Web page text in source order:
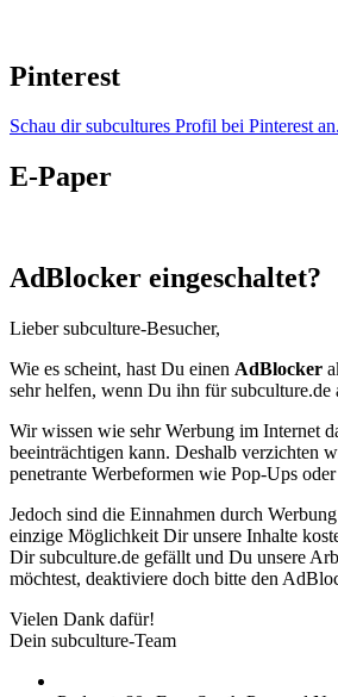
Pinterest
Schau dir subcultures Profil bei Pinterest an.
E-Paper
AdBlocker eingeschaltet?
Lieber subculture-Besucher,
Wie es scheint, hast Du einen AdBlocker
sehr helfen, wenn Du ihn für subculture.de
Wir wissen wie sehr Werbung im Internet
beeinträchtigen kann. Deshalb verzichten
penetrante Werbeformen wie Pop-Ups
Jedoch sind die Einnahmen durch
einzige Möglichkeit Dir unsere Inhalte
Dir subculture.de gefällt und Du unsere
möchtest, deaktiviere doch bitte den
Vielen Dank dafür!
Dein subculture-Team